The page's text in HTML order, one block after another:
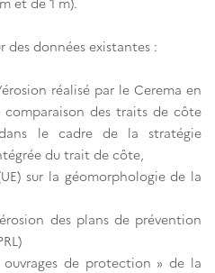
des données existantes :
réalisé par le Cerema en
comparaison des traits de côte
le cadre de la stratégie
du trait de côte,
sur la géomorphologie de la
des plans de prévention
de protection » de la